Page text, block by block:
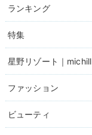
ランキング
特集
星野リゾート｜michill
ファッション
ビューティ